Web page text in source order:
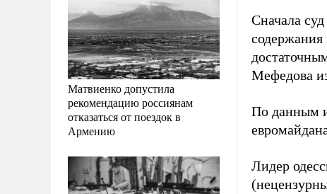
Матвиенко допустила
рекомендацию россиянам
отказаться от поездок в
Армению
Сначала
содержания
Мефедова
По данным
Лидер